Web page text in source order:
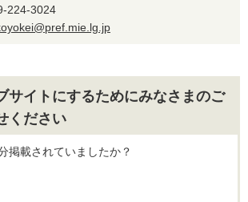
224-3024
サイトにするためにみなさまのご
ください
掲載されていましたか？